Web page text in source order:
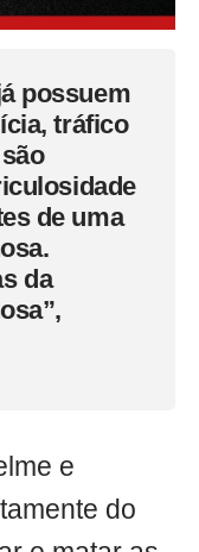
possuem
tráfico
de uma
da
e
do